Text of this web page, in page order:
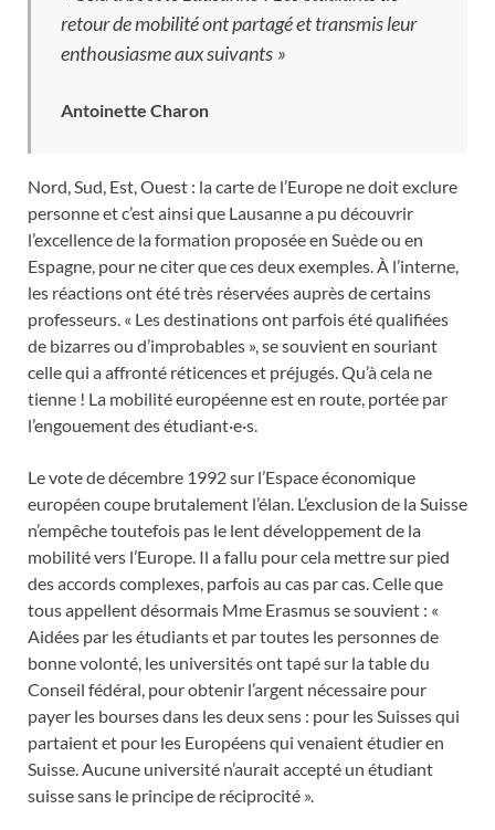
retour de mobilité ont partagé et transmis leur
enthousiasme aux suivants »
Antoinette Charon
Nord, Sud, Est, Ouest : la carte de l’Europe ne doit exclure
personne et c’est ainsi que Lausanne a pu découvrir
l’excellence de la formation proposée en Suède ou en
Espagne, pour ne citer que ces deux exemples. À l’interne,
les réactions ont été très réservées auprès de certains
professeurs. « Les destinations ont parfois été qualifiées
de bizarres ou d’improbables », se souvient en souriant
celle qui a affronté réticences et préjugés. Qu’à cela ne
tienne ! La mobilité européenne est en route, portée par
l’engouement des étudiant·e·s.
Le vote de décembre 1992 sur l’Espace économique
européen coupe brutalement l’élan. L’exclusion de la Suisse
n’empêche toutefois pas le lent développement de la
mobilité vers l’Europe. Il a fallu pour cela mettre sur pied
des accords complexes, parfois au cas par cas. Celle que
tous appellent désormais Mme Erasmus se souvient : «
Aidées par les étudiants et par toutes les personnes de
bonne volonté, les universités ont tapé sur la table du
Conseil fédéral, pour obtenir l’argent nécessaire pour
payer les bourses dans les deux sens : pour les Suisses qui
partaient et pour les Européens qui venaient étudier en
Suisse. Aucune université n’aurait accepté un étudiant
suisse sans le principe de réciprocité ».